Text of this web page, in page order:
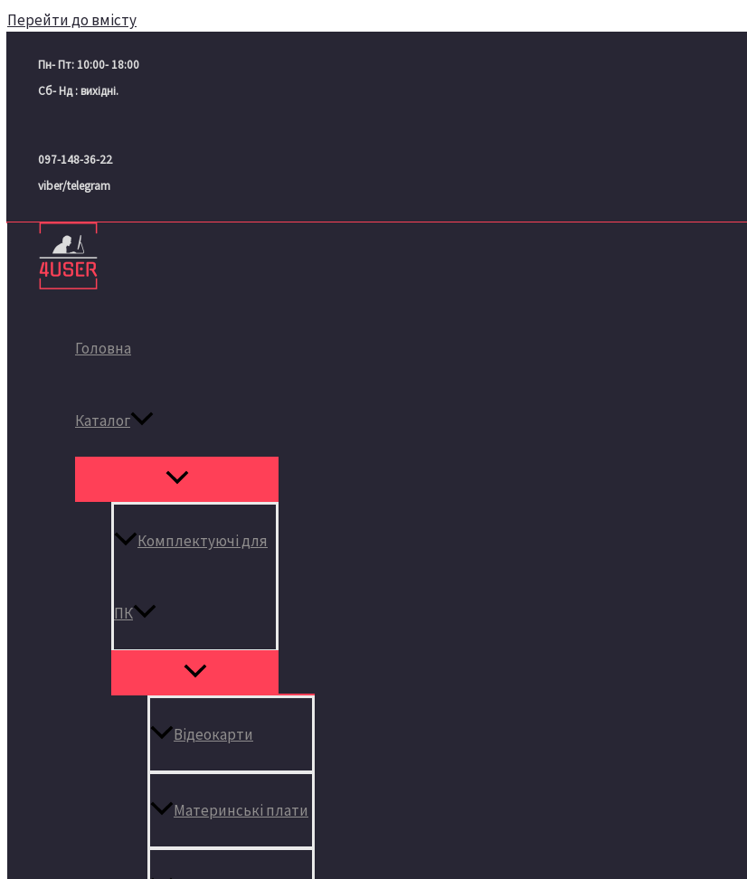
Перейти до вмісту
Пн- Пт: 10:00- 18:00
Сб- Нд : вихідні.
097-148-36-22
viber/telegram
Головна
Каталог
Комплектуючі для
ПК
Відеокарти
Материнські плати